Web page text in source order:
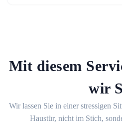
Mit diesem
wir
Wir lassen Sie in einer stressigen
Haustür, nicht im Stich,